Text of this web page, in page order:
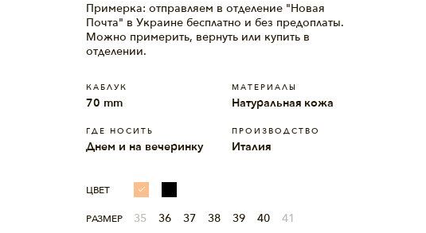
Примерка: отправляем в отделение "Новая
Почта" в Украине бесплатно и без предоплаты.
Можно примерить, вернуть или купить в
отделении.
КАБЛУК
70 mm
МАТЕРИАЛЫ
Натуральная кожа
ГДЕ НОСИТЬ
Днем и на вечеринку
ПРОИЗВОДСТВО
Италия
ЦВЕТ
РАЗМЕР 35 36 37 38 39 40 41